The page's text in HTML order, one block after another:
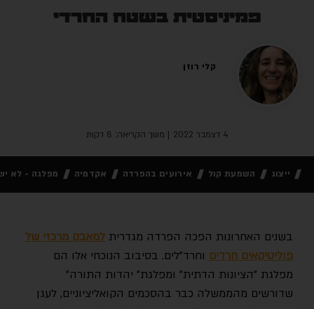
פמיניסטית בשטח החרדי
קלי רוזן
| משך הקריאה: 8 דקות
ייצוג השמעת קול אירועים בהפרדה אקדמיה מפלגה - לא
בשנים האחרונות הפכה הפרדה מגדריתלמאבק מרכזי של
פוליטיקאים חרדיםוחרד"לים. בסיבוב הנוכחי אלו הם
מפלגת "הציונות הדתית" ומפלגת" יהדות התורה"
שדורשים מהממשלה כבר בהסכמים הקואליציוניים, לעגן